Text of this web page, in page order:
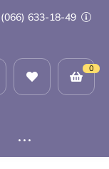
633-18-49
0